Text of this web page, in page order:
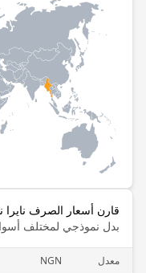
قارن أسعار الصرف نايرا
بدل نموذجي لمختلف
معدل NGN